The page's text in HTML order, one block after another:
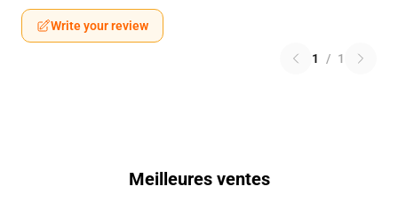
Write your review
1 / 1
Meilleures ventes